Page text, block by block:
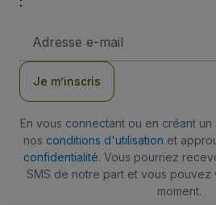
e-
Je m’inscris
En vous connectant ou en créant
nos conditions d'utilisation et
confidentialité. Vous pourriez
SMS de notre part et vous pouvez
moment.